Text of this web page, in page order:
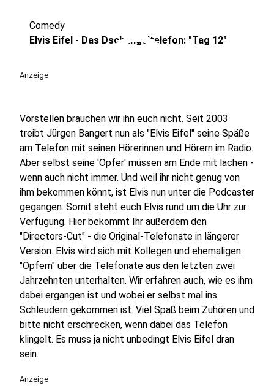
play_circle
Comedy
Elvis Eifel - Das Dschungeltelefon: "Tag 12"
Anzeige
Vorstellen brauchen wir ihn euch nicht. Seit 2003
treibt Jürgen Bangert nun als "Elvis Eifel" seine Späße
am Telefon mit seinen Hörerinnen und Hörern im Radio.
Aber selbst seine 'Opfer' müssen am Ende mit lachen -
wenn auch nicht immer. Und weil ihr nicht genug von
ihm bekommen könnt, ist Elvis nun unter die Podcaster
gegangen. Somit steht euch Elvis rund um die Uhr zur
Verfügung. Hier bekommt Ihr außerdem den
"Directors-Cut" - die Original-Telefonate in längerer
Version. Elvis wird sich mit Kollegen und ehemaligen
"Opfern" über die Telefonate aus den letzten zwei
Jahrzehnten unterhalten. Wir erfahren auch, wie es ihm
dabei ergangen ist und wobei er selbst mal ins
Schleudern gekommen ist. Viel Spaß beim Zuhören und
bitte nicht erschrecken, wenn dabei das Telefon
klingelt. Es muss ja nicht unbedingt Elvis Eifel dran
sein.
Anzeige